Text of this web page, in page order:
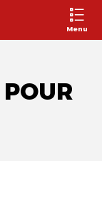
Menu